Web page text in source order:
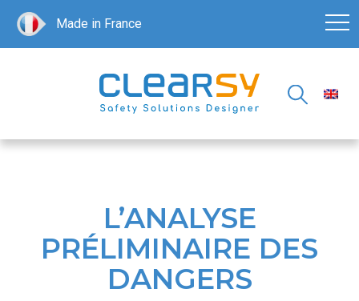
Made in France
L’ANALYSE
PRÉLIMINAIRE DES
DANGERS